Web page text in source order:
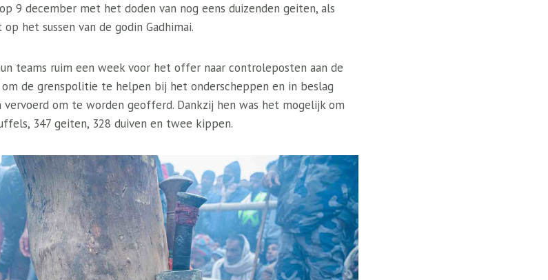
9 december met het doden van nog eens duizenden geiten, als
het sussen van de godin Gadhimai.
teams ruim een ​​week voor het offer naar controleposten aan de
de grenspolitie te helpen bij het onderscheppen en in beslag
om te worden geofferd. Dankzij hen was het mogelijk om
347 geiten, 328 duiven en twee kippen.